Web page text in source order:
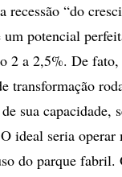
recessão “do
um potencial
2 a 2,5%. De fato,
transformação
sua capacidade,
ideal seria
do parque fabril.